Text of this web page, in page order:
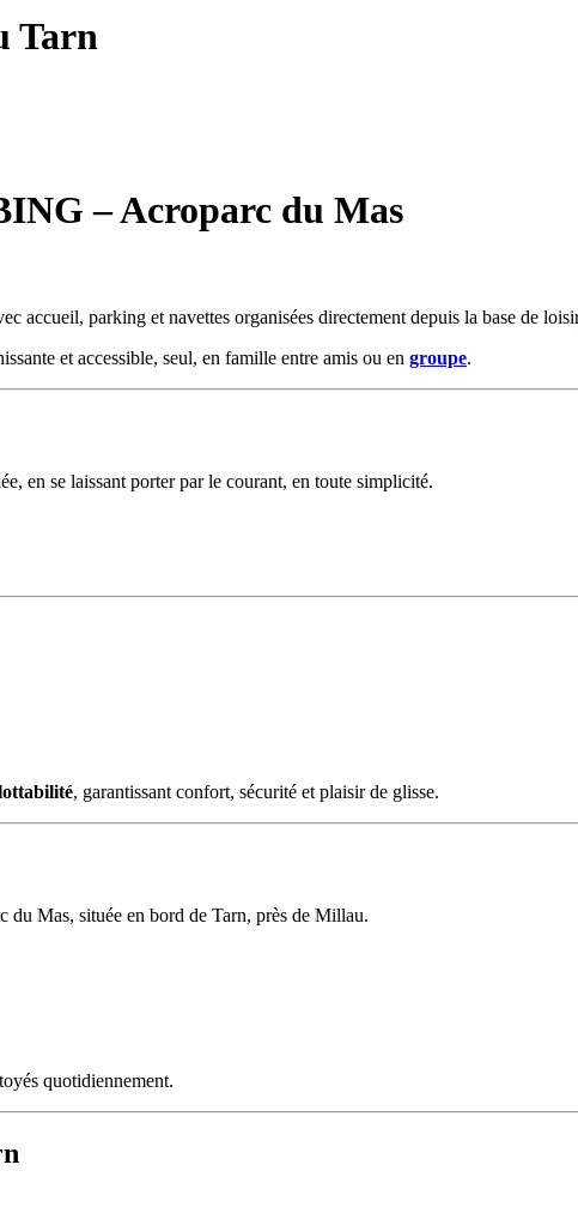
Tarn
– Acroparc du Mas
accueil, parking et navettes organisées directement depuis la base de
et accessible, seul, en famille entre amis ou en groupe.
en se laissant porter par le courant, en toute simplicité.
, garantissant confort, sécurité et plaisir de glisse.
du Mas, située en bord de Tarn, près de Millau.
quotidiennement.